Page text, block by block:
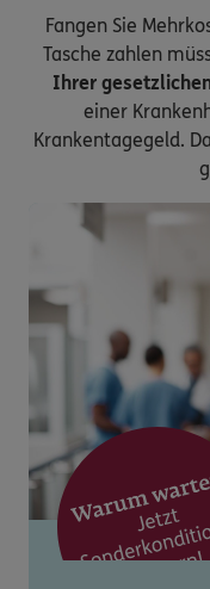
Fangen Sie
Tasche zahlen
Ihrer
einer
Krankentagegeld.